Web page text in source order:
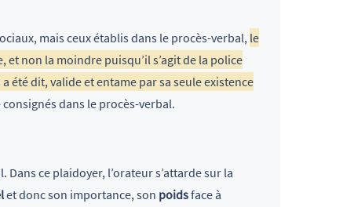
mais ceux établis dans le procès-verbal, le
non la moindre puisqu’il s’agit de la police
été dit, valide et entame par sa seule existence
dans le procès-verbal.
Dans ce plaidoyer, l’orateur s’attarde sur la
et donc son importance, son poidsface à